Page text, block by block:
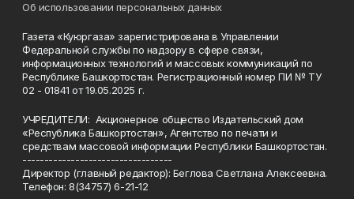
Об использовании персональных данных
Газета «Куюргаза» зарегистрирована в Управлении
Федеральной службы по надзору в сфере связи,
информационных технологий и массовых коммуникаций по
Республике Башкортостан. Регистрационный номер ПИ № ТУ
02 - 01841 от 19.05.2025 г.
УЧРЕДИТЕЛИ: Акционерное общество Издательский дом
«Республика Башкортостан», Агентство по печати и
средствам массовой информации Республики Башкортостан.
----------------------------------
Директор (главный редактор): Беглова Светлана Алексеевна.
Телефон: 8(34757) 6-21-12